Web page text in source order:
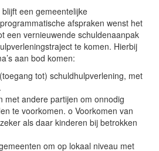
een gemeentelijke
afspraken wenst het
een vernieuwende schuldenaanpak
te komen. Hierbij
aan bod komen:
tot) schuldhulpverlening, met
met andere partijen om onnodig
te voorkomen. o Voorkomen van
als daar kinderen bij betrokken
om op lokaal niveau met